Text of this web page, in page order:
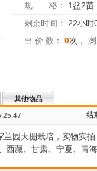
规 格：
1盆2苗
剩余时间：
22小时
出 价 数：
0次，
其他物品
结
园大棚栽培，实物实
西藏、甘肃、宁夏、